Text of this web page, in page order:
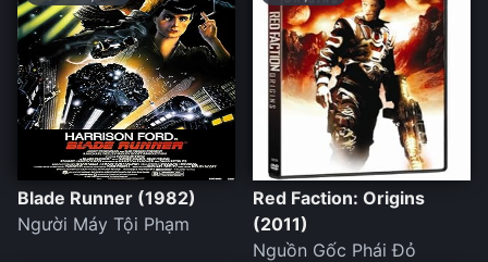
Blade Runner (1982)
Người Máy Tội Phạm
Red Faction: Origins
(2011)
Nguồn Gốc Phái Đỏ